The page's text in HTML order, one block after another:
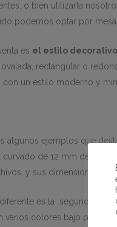
o bien utilizarla
podemos optar por
es el estilo decorativo
rectangular o
con un estilo moderno y
algunos ejemplos que
curvado de 12 mm de
y sus dimensiones
es la segunda
colores bajo pedido.